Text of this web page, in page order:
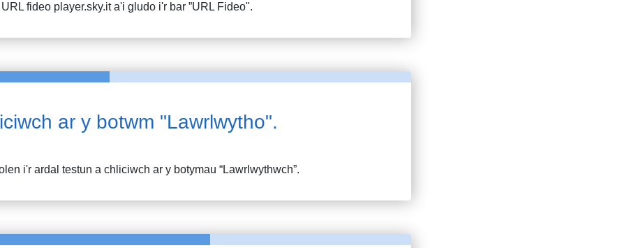
fideo player.sky.ita'i gludo i'r bar ”URL Fideo".
ar y botwm "Lawrlwytho".
i'r ardal testun a chliciwch ar y botymau “Lawrlwythwch”.